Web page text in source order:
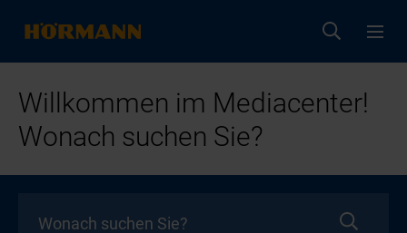
Willkommen im Mediacenter!
Wonach suchen Sie?